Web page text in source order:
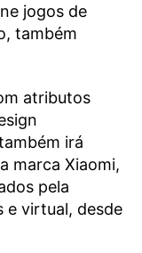
jogos de
também
atributos
irá
marca Xiaomi,
pela
e virtual, desde